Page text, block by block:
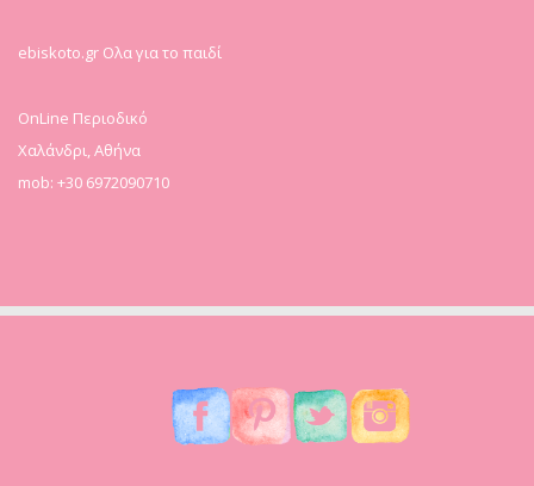
ebiskoto.gr Ολα για το παιδί
OnLine Περιοδικό
Χαλάνδρι, Αθήνα
mob: +30 6972090710